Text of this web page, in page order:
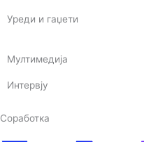
Уреди и гаџети
Мултимедија
Интервју
Соработка